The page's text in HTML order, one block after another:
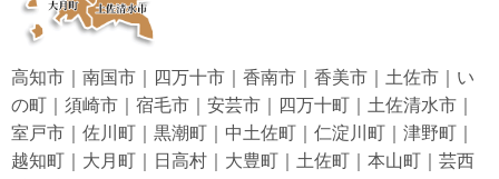
高知市｜南国市｜四万十市｜香南市｜香美市｜土佐市｜い
の町｜須崎市｜宿毛市｜安芸市｜四万十町｜土佐清水市｜
室戸市｜佐川町｜黒潮町｜中土佐町｜仁淀川町｜津野町｜
越知町｜大月町｜日高村｜大豊町｜土佐町｜本山町｜芸西